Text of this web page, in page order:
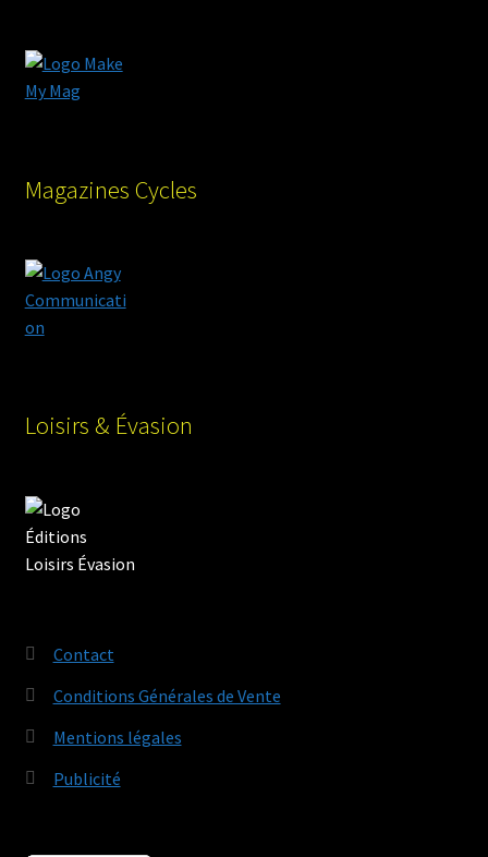
Magazines Cycles
Loisirs & Évasion
Contact
Conditions Générales de Vente
Mentions légales
Publicité